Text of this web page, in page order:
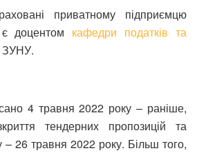
приватному підприємцю
доцентом кафедри податків та
ЗУНУ.
4 травня 2022 року – раніше,
тендерних пропозицій та
– 26 травня 2022 року. Більш того,